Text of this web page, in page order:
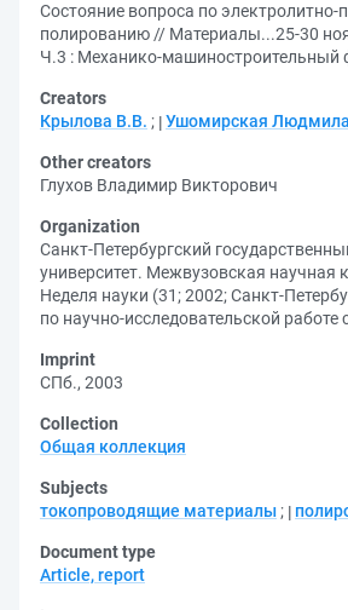
Состояние вопроса по электролитно-
полированию // Материалы...25-30
Ч.3 : Механико-машиностроительный
Creators
Крылова В.В. ; Ушомирская
Other creators
Глухов Владимир Викторович
Organization
Санкт-Петербургский
университет. Межвузовская научная
Неделя науки (31; 2002; Санкт-
по научно-исследовательской работе
Imprint
СПб., 2003
Collection
Общая коллекция
Subjects
токопроводящие материалы ;
Document type
Article, report